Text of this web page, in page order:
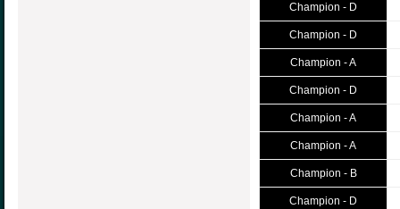
Champion - D
Champion - D
Champion - A
Champion - D
Champion - A
Champion - A
Champion - B
Champion - D